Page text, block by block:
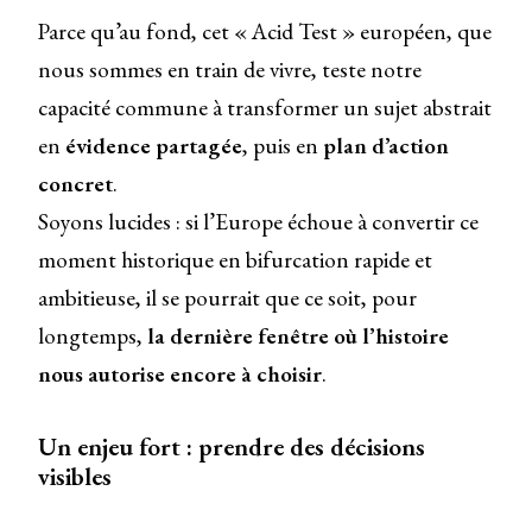
Parce qu’au fond, cet « Acid Test » européen, que
nous sommes en train de vivre, teste notre
capacité commune à transformer un sujet abstrait
en évidence partagée, puis en plan d’action
concret.
Soyons lucides : si l’Europe échoue à convertir ce
moment historique en bifurcation rapide et
ambitieuse, il se pourrait que ce soit, pour
longtemps, la dernière fenêtre où l’histoire
nous autorise encore à choisir.
Un enjeu fort : prendre des décisions
visibles